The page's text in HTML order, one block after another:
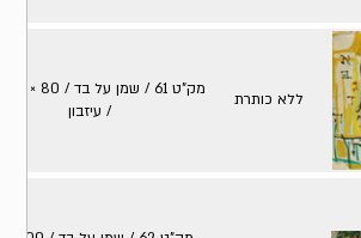
ללא כותרת
/ עיזבון